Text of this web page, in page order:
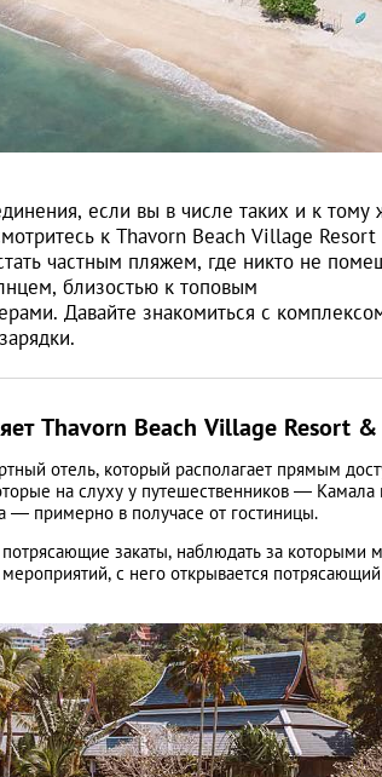
если вы в числе таких и к тому
к Thavorn Beach Village
частным пляжем, где никто не
близостью к топовым
Давайте знакомиться с
Thavorn Beach Village Resort &
отель, который располагает прямым
на слуху у путешественников — Камала
— примерно в получасе от гостиницы.
закаты, наблюдать за которыми
с него открывается